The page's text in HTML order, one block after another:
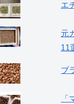
エ
元
11
ブ